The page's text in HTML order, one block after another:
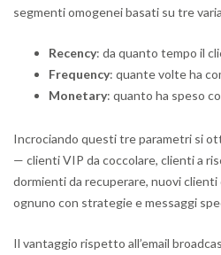
segmenti omogenei basati su tre
Recency: da quanto tempo il
Frequency: quante volte ha
Monetary: quanto ha speso
Incrociando questi tre parametri si
— clienti VIP da coccolare, clienti a
dormienti da recuperare, nuovi
ognuno con strategie e messaggi
Il vantaggio rispetto all’email